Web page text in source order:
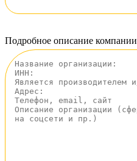
Подробное описание компании